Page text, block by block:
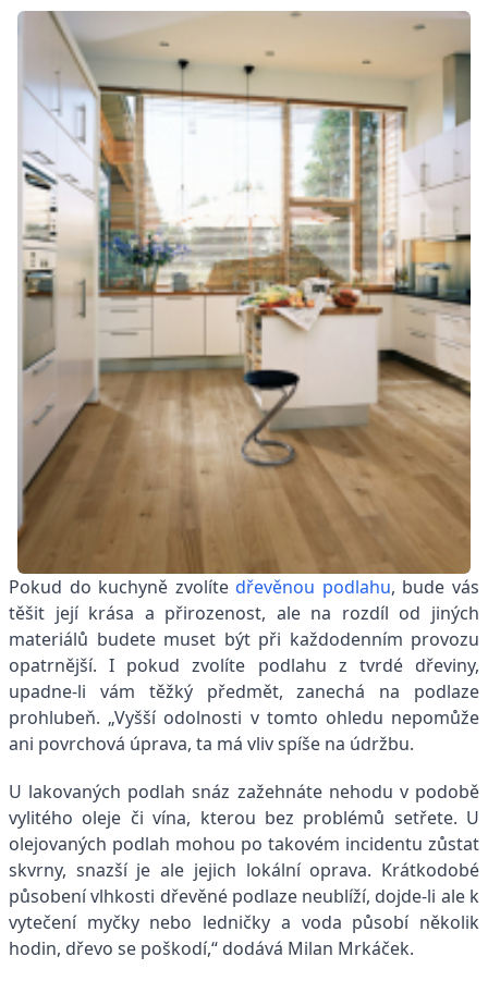
Pokud do kuchyně zvolítedřevěnou podlahu, bude vás
těšit její krása a přirozenost, ale na rozdíl od jiných
materiálů budete muset být při každodenním provozu
opatrnější. I pokud zvolíte podlahu z tvrdé dřeviny,
upadne-li vám těžký předmět, zanechá na podlaze
prohlubeň. „Vyšší odolnosti v tomto ohledu nepomůže
ani povrchová úprava, ta má vliv spíše na údržbu.
U lakovaných podlah snáz zažehnáte nehodu v podobě
vylitého oleje či vína, kterou bez problémů setřete. U
olejovaných podlah mohou po takovém incidentu zůstat
skvrny, snazší je ale jejich lokální oprava. Krátkodobé
působení vlhkosti dřevěné podlaze neublíží, dojde-li ale k
vytečení myčky nebo ledničky a voda působí několik
hodin, dřevo se poškodí,“ dodává Milan Mrkáček.